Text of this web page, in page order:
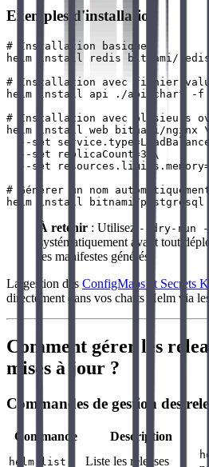
Exemples d'installation
# Installation basique
helm install redis bitnami/redis
# Installation avec fichier
helm install api ./api-chart -f
# Installation avec plusieurs
helm install web bitnami/nginx \
--set
  --set replicaCount=3 \
--set
# Générer un nom automatiquement
À retenir : Utilisez --dry-run
systématiquement avant tout
les manifestes générés.
La gestion des ConfigMaps et Secrets
directement dans vos charts Helm via
Comment gérer les
mises à jour ?
Commandes de gestion des
Commande Description
helm list Liste les releases